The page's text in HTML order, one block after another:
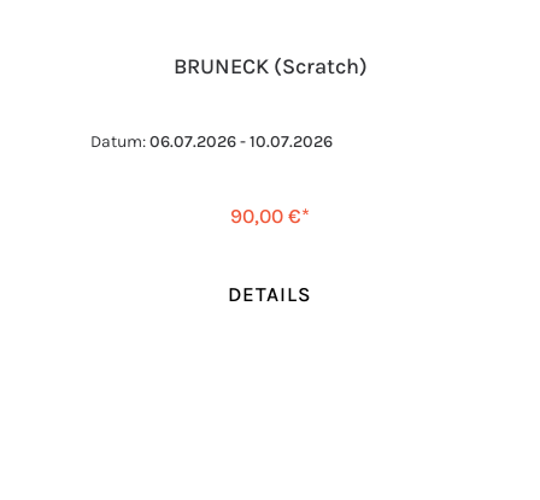
BRUNECK (Scratch)
Datum:06.07.2026 - 10.07.2026
90,00 €*
DETAILS